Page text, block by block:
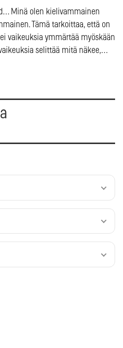
Minä olen kielivammainen
Tämä tarkoittaa, että on
vaikeuksia ymmärtää myöskään
selittää mitä näkee,…